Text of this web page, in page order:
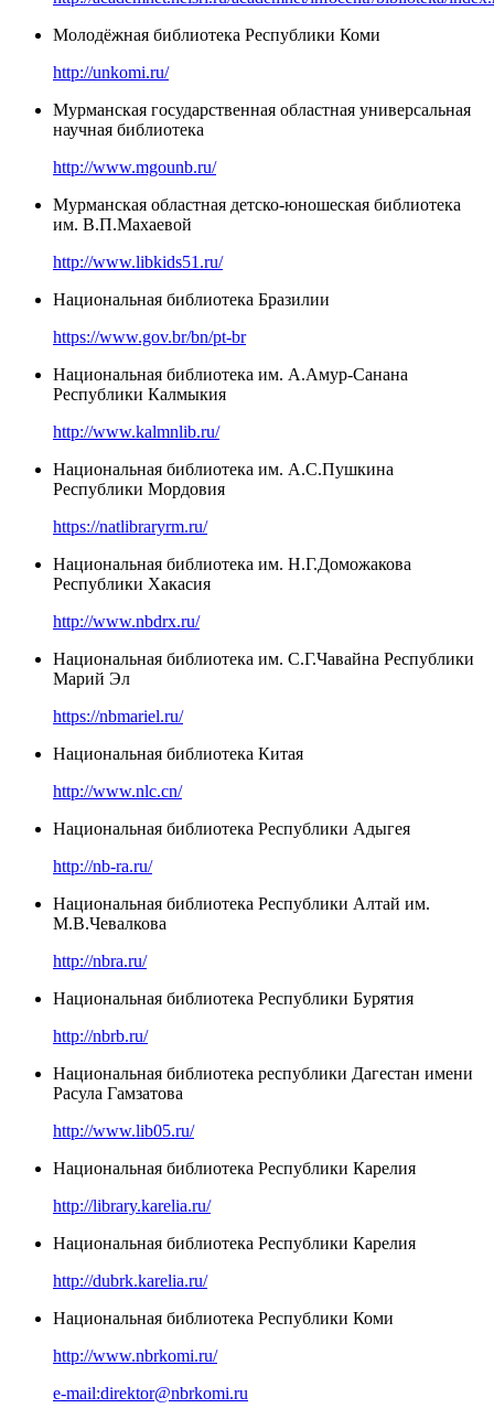
Молодёжная библиотека Республики Коми
http://unkomi.ru/
Мурманская государственная областная универсальная
научная библиотека
http://www.mgounb.ru/
Мурманская областная детско-юношеская библиотека
им. В.П.Махаевой
http://www.libkids51.ru/
Национальная библиотека Бразилии
https://www.gov.br/bn/pt-br
Национальная библиотека им. А.Амур-Санана
Республики Калмыкия
http://www.kalmnlib.ru/
Национальная библиотека им. А.С.Пушкина
Республики Мордовия
https://natlibraryrm.ru/
Национальная библиотека им. Н.Г.Доможакова
Республики Хакасия
http://www.nbdrx.ru/
Национальная библиотека им. С.Г.Чавайна Республики
Марий Эл
https://nbmariel.ru/
Национальная библиотека Китая
http://www.nlc.cn/
Национальная библиотека Республики Адыгея
http://nb-ra.ru/
Национальная библиотека Республики Алтай им.
М.В.Чевалкова
http://nbra.ru/
Национальная библиотека Республики Бурятия
http://nbrb.ru/
Национальная библиотека республики Дагестан имени
Расула Гамзатова
http://www.lib05.ru/
Национальная библиотека Республики Карелия
http://library.karelia.ru/
Национальная библиотека Республики Карелия
http://dubrk.karelia.ru/
Национальная библиотека Республики Коми
http://www.nbrkomi.ru/
e-mail:direktor@nbrkomi.ru